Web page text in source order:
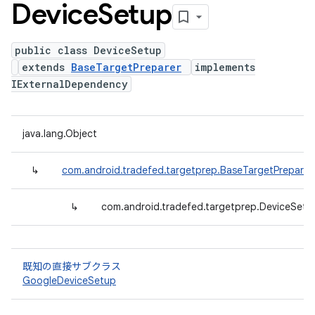
DeviceSetup
public class DeviceSetup
extends BaseTargetPreparer
implements
IExternalDependency
java.lang.Object
↳ com.android.tradefed.targetprep.BaseTargetPreparer
↳
既知の直接サブクラス
GoogleDeviceSetup